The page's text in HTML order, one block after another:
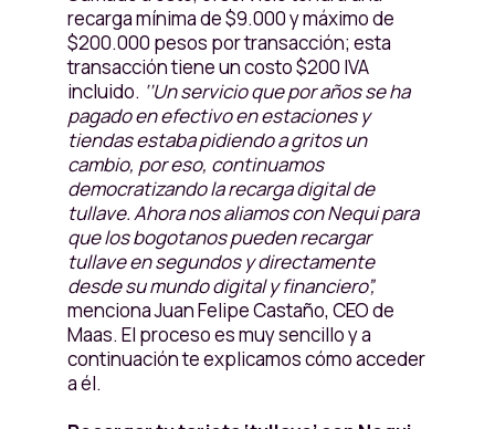
recarga mínima de $9.000 y máximo de
$200.000 pesos por transacción; esta
transacción tiene un costo $200 IVA
incluido. ‘’Un servicio que por años se ha
pagado en efectivo en estaciones y
tiendas estaba pidiendo a gritos un
cambio, por eso, continuamos
democratizando la recarga digital de
tullave. Ahora nos aliamos con Nequi para
que los bogotanos pueden recargar
tullave en segundos y directamente
desde su mundo digital y financiero”,
menciona Juan Felipe Castaño, CEO de
Maas. El proceso es muy sencillo y a
continuación te explicamos cómo acceder
a él.